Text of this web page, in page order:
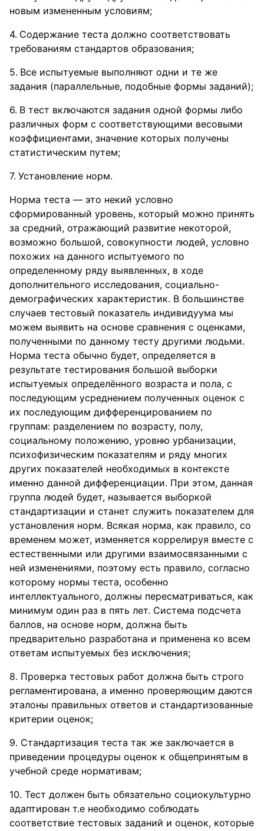
новым измененным условиям;
Содержание теста должно соответствовать
требованиям стандартов образования;
Все испытуемые выполняют одни и те же
задания (параллельные, подобные формы заданий);
В тест включаются задания одной формы либо
различных форм с соответствующими весовыми
коэффициентами, значение которых получены
статистическим путем;
Установление норм.
Норма теста — это некий условно
сформированный уровень, который можно принять
за средний, отражающий развитие некоторой,
возможно большой, совокупности людей, условно
похожих на данного испытуемого по
определенному ряду выявленных, в ходе
дополнительного исследования, социально-
демографических характеристик. В большинстве
случаев тестовый показатель индивидуума мы
можем выявить на основе сравнения с оценками,
полученными по данному тесту другими людьми.
Норма теста обычно будет, определяется в
результате тестирования большой выборки
испытуемых определённого возраста и пола, с
последующим усреднением полученных оценок с
их последующим дифференцированием по
группам: разделением по возрасту, полу,
социальному положению, уровню урбанизации,
психофизическим показателям и ряду многих
других показателей необходимых в контексте
именно данной дифференциации. При этом, данная
группа людей будет, называется выборкой
стандартизации и станет служить показателем для
установления норм. Всякая норма, как правило, со
временем может, изменяется коррелируя вместе с
естественными или другими взаимосвязанными с
ней изменениями, поэтому есть правило, согласно
которому нормы теста, особенно
интеллектуального, должны пересматриваться, как
минимум один раз в пять лет. Система подсчета
баллов, на основе норм, должна быть
предварительно разработана и применена ко всем
ответам испытуемых без исключения;
8. Проверка тестовых работ должна быть строго
регламентирована, а именно проверяющим даются
эталоны правильных ответов и стандартизованные
критерии оценок;
9. Стандартизация теста так же заключается в
приведении процедуры оценок к общепринятым в
учебной среде нормативам;
10. Тест должен быть обязательно социокультурно
адаптирован т.е необходимо соблюдать
соответствие тестовых заданий и оценок, которые